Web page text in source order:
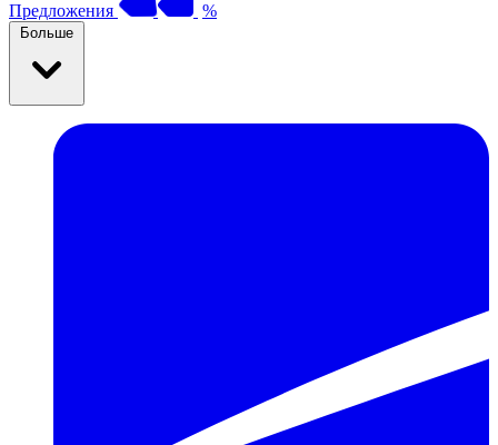
Предложения %
Больше